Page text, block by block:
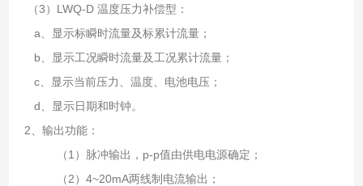
（3）LWQ-D 温度压力补偿型：
a、显示标瞬时流量及标累计流量；
b、显示工况瞬时流量及工况累计流量；
c、显示当前压力、温度、电池电压；
d、显示日期和时钟。
2、输出功能：
（1）脉冲输出，p-p值由供电电源确定；
（2）4~20mA两线制电流输出；